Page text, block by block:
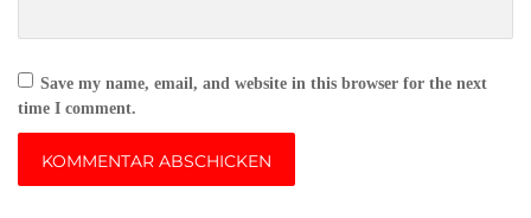
Save my name, email, and website in this browser for the next
time I comment.